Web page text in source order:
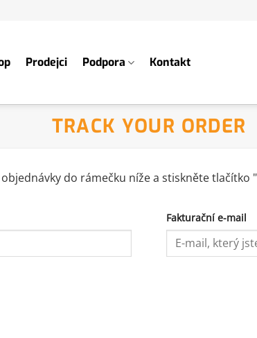
Prodejci Podpora Kontakt
TRACK YOUR ORDER
do rámečku níže a stiskněte
Fakturační e-mail